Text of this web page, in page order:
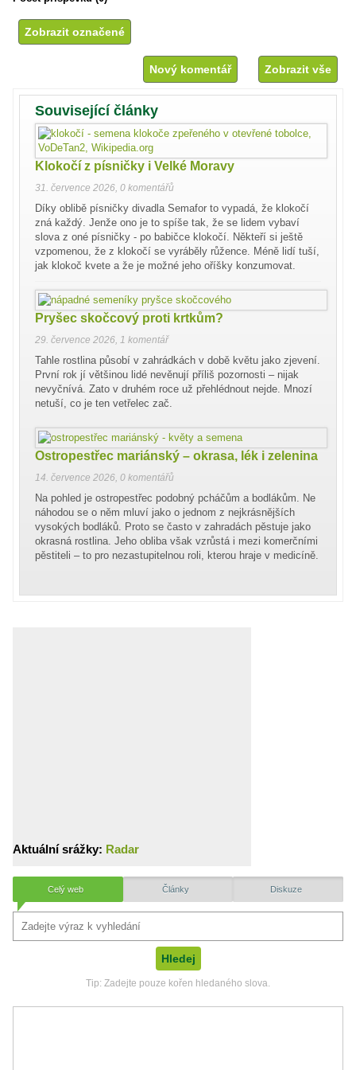
Nový komentář Zobrazit vše
Související články
Klokočí z písničky i Velké Moravy
31. července 2026, 0 komentářů
Díky oblibě písničky divadla Semafor to vypadá, že klokočí
zná každý. Jenže ono je to spíše tak, že se lidem vybaví
slova z oné písničky - po babičce klokočí. Někteří si ještě
vzpomenou, že z klokočí se vyráběly růžence. Méně lidí tuší,
jak klokoč kvete a že je možné jeho oříšky konzumovat.
Pryšec skočcový proti krtkům?
29. července 2026, 1 komentář
Tahle rostlina působí v zahrádkách v době květu jako zjevení.
První rok jí většinou lidé nevěnují příliš pozornosti – nijak
nevyčnívá. Zato v druhém roce už přehlédnout nejde. Mnozí
netuší, co je ten vetřelec zač.
Ostropestřec mariánský – okrasa, lék i zelenina
14. července 2026, 0 komentářů
Na pohled je ostropestřec podobný pcháčům a bodlákům. Ne
náhodou se o něm mluví jako o jednom z nejkrásnějších
vysokých bodláků. Proto se často v zahradách pěstuje jako
okrasná rostlina. Jeho obliba však vzrůstá i mezi komerčními
pěstiteli – to pro nezastupitelnou roli, kterou hraje v medicíně.
Aktuální srážky: Radar
Celý web Články Diskuze
Tip: Zadejte pouze kořen hledaného slova.